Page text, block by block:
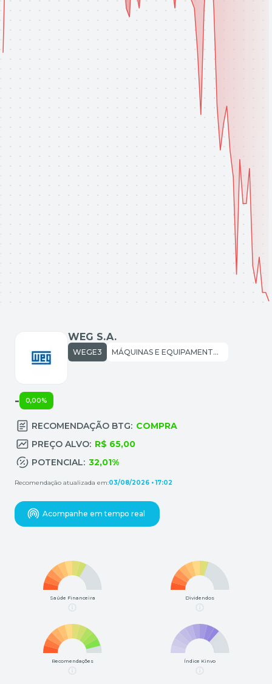
WEG S.A.
WEGE3 MÁQUINAS E EQUIPAMENTOS: MOTORES COMPRESSORES E OUTROS
Acompanhe em tempo real
- 0,00%
RECOMENDAÇÃO BTG: COMPRA
PREÇO ALVO: R$ 65,00
POTENCIAL: 32,01%
Recomendação atualizada em:03/08/2026 • 17:02
Saúde Financeira Dividendos
Recomendações Índice Kinvo